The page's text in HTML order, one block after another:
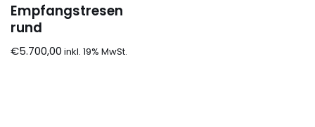
Empfangstresen
rund
€5.700,00